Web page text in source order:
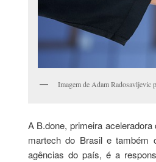
Imagem de Adam Radosavljevic
A B.done, primeira
martech do Brasil e também
agências do país, é a